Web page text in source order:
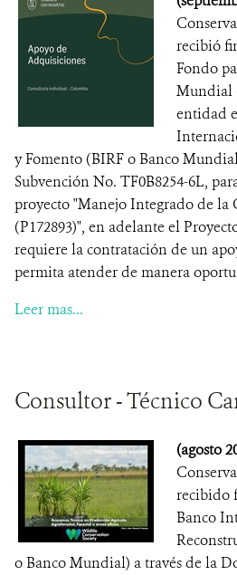
recibió
Fondo
Mundial
entidad
y Fomento (BIRF o Banco
Subvención No. TF0B8254-6L,
proyecto "Manejo Integrado de la
(P172893)", en adelante el
requiere la contratación de un
permita atender de manera
Leer mas...
Consultor - Técnico
(agosto
recibido
Banco
o Banco Mundial) a través de la